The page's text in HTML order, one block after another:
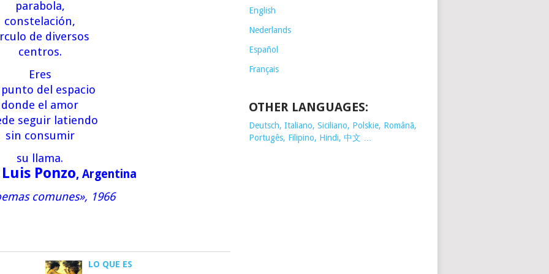
parabola,
constelación,
de diversos
centros.
Eres
del espacio
donde el amor
seguir latiendo
sin consumir
su llama.
Ponzo, Argentina
comunes», 1966
LO QUE ES
English
Nederlands
Español
Français
OTHER LANGUAGES:
Deutsch, Italiano, Siciliano, Polskie, Românã,
Portugês, Filipino, Hindi, 中文 …